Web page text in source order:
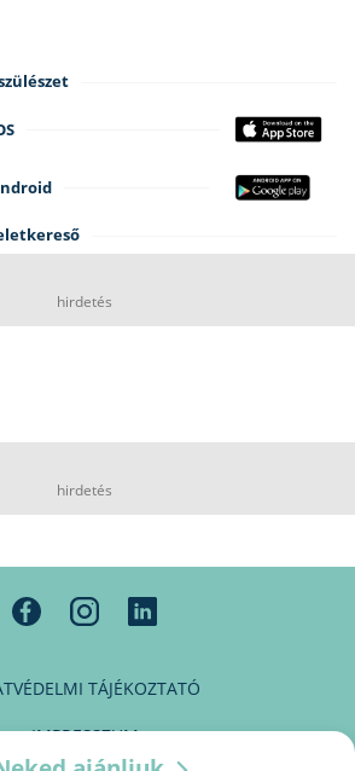
hirdetés
hirdetés
TÁJÉKOZTATÓ
IMPRESSZUM